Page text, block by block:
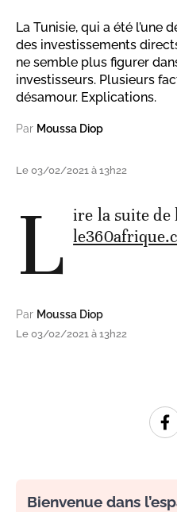
La Tunisie, qui a été l’une
des investissements
ne semble plus figurer
investisseurs. Plusieurs
désamour. Explications.
Par Moussa Diop
Le 03/02/2021 à 13h22
L ire la suite
Par Moussa Diop
Le 03/02/2021 à 13h22
Bienvenue dans